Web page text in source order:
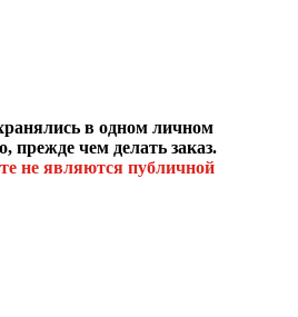
в одном личном
прежде чем делать заказ.
не являются публичной